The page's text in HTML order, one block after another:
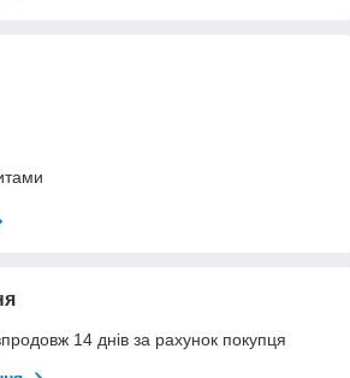
14 днів за рахунок покупця